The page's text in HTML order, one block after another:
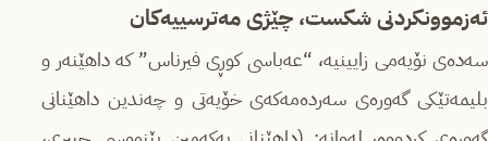
ئەزموونکردنی شکست، چێژی مەترسییەکان
سەدەی نۆیەمی زایینیە، “عەباسی کوڕی فیرناس” کە داهێنەر و
بلیمەتێکی گەورەی سەردەمەکەی خۆیەتی و چەندین داهێنانی